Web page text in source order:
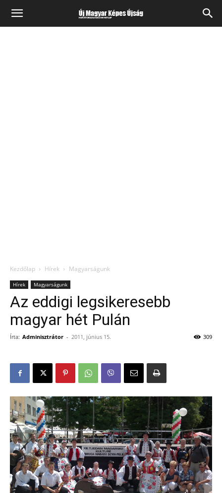
Kezdőlap Hírek Magyarságunk
Hírek Magyarságunk
Az eddigi legsikeresebb
magyar hét Pulán
Írta: Adminisztrátor - 2011, június 15. 309